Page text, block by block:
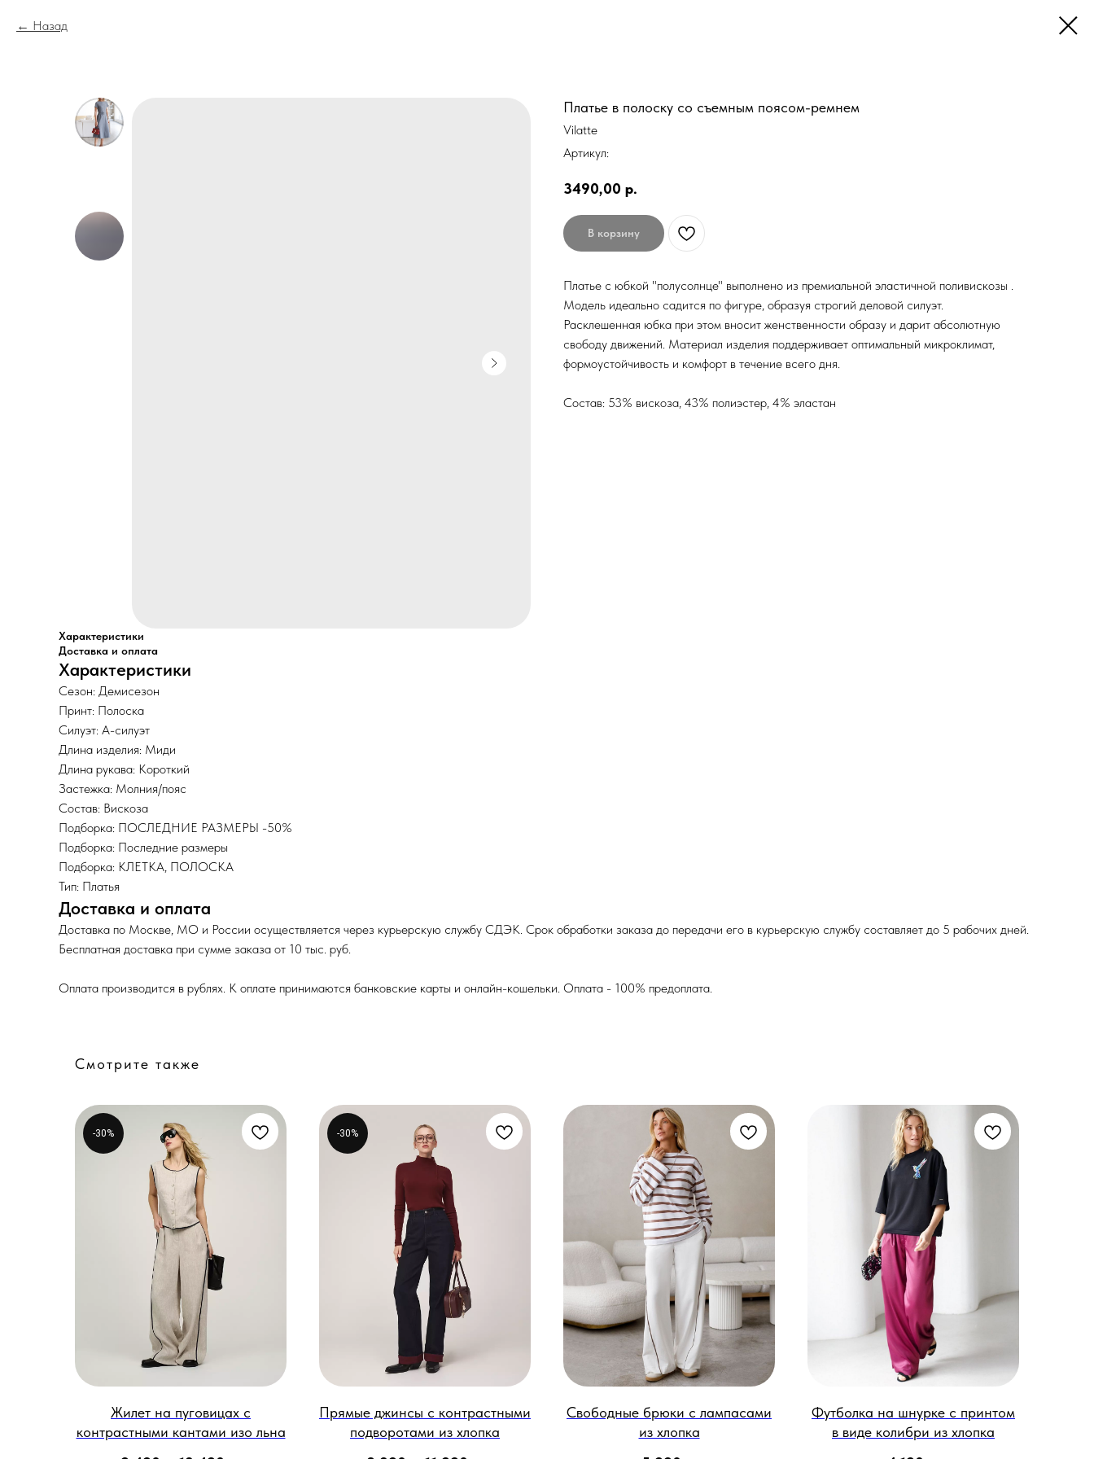
Назад
Платье в полоску со съемным поясом-ремнем
Vilatte
Артикул:
3490,00 р.
В корзину
Платье с юбкой "полусолнце" выполнено из премиальной эластичной поливискозы .
Модель идеально садится по фигуре, образуя строгий деловой силуэт.
Расклешенная юбка при этом вносит женственности образу и дарит абсолютную
свободу движений. Материал изделия поддерживает оптимальный микроклимат,
формоустойчивость и комфорт в течение всего дня.
Состав: 53% вискоза, 43% полиэстер, 4% эластан
Характеристики
Доставка и оплата
Характеристики
Сезон: Демисезон
Принт: Полоска
Силуэт: А-силуэт
Длина изделия: Миди
Длина рукава: Короткий
Застежка: Молния/пояс
Состав: Вискоза
Подборка: ПОСЛЕДНИЕ РАЗМЕРЫ -50%
Подборка: Последние размеры
Подборка: КЛЕТКА, ПОЛОСКА
Тип: Платья
Доставка и оплата
Доставка по Москве, МО и России осуществляется через курьерскую службу СДЭК. Срок обработки заказа до передачи его в курьерскую службу составляет до 5 рабочих дней.
Бесплатная доставка при сумме заказа от 10 тыс. руб.
Оплата производится в рублях. К оплате принимаются банковские карты и онлайн-кошельки. Оплата - 100% предоплата.
Смотрите также
-30%
Жилет на пуговицах с
контрастными кантами изо льна
-30%
Прямые джинсы с контрастными
подворотами из хлопка
Свободные брюки с лампасами
из хлопка
Футболка на шнурке с принтом
в виде колибри из хлопка